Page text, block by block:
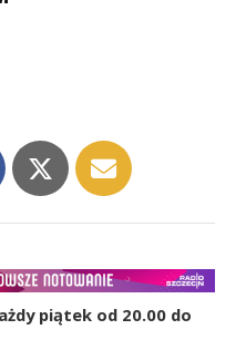
piątek od 20.00 do